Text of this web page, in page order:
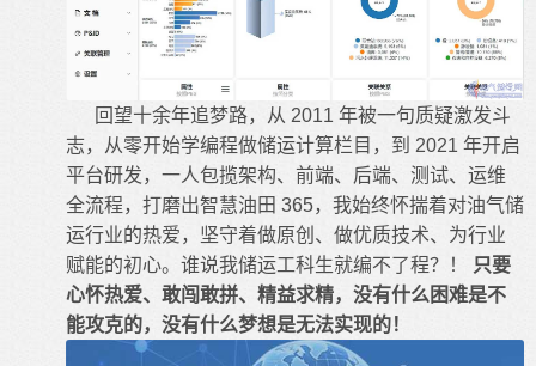
回望十余年追梦路，从 2011 年被一句质疑激发斗
志，从零开始学编程做储运计算栏目，到 2021 年开启
平台研发，一人包揽架构、前端、后端、测试、运维
全流程，打磨出智慧油田 365，我始终怀揣着对油气储
运行业的热爱，坚守着做原创、做优质技术、为行业
赋能的初心。谁说我储运工科生就编不了程？！
只要
心怀热爱、敢闯敢拼、精益求精，没有什么困难是不
能攻克的，没有什么梦想是无法实现的！